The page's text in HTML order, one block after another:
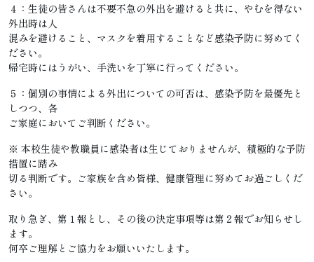
４：生徒の皆さんは不要不急の外出を避けると共に、やむを得ない
外出時は人
混みを避けること、マスクを着用することなど感染予防に努めてく
ださい。
帰宅時にはうがい、手洗いを丁寧に行ってください。
５：個別の事情による外出についての可否は、感染予防を最優先と
しつつ、各
ご家庭においてご判断ください。
※ 本校生徒や教職員に感染者は生じておりませんが、積極的な予防
措置に踏み
切る判断です。ご家族を含め皆様、健康管理に努めてお過ごしくだ
さい。
取り急ぎ、第１報とし、その後の決定事項等は第２報でお知らせし
ます。
何卒ご理解とご協力をお願いいたします。